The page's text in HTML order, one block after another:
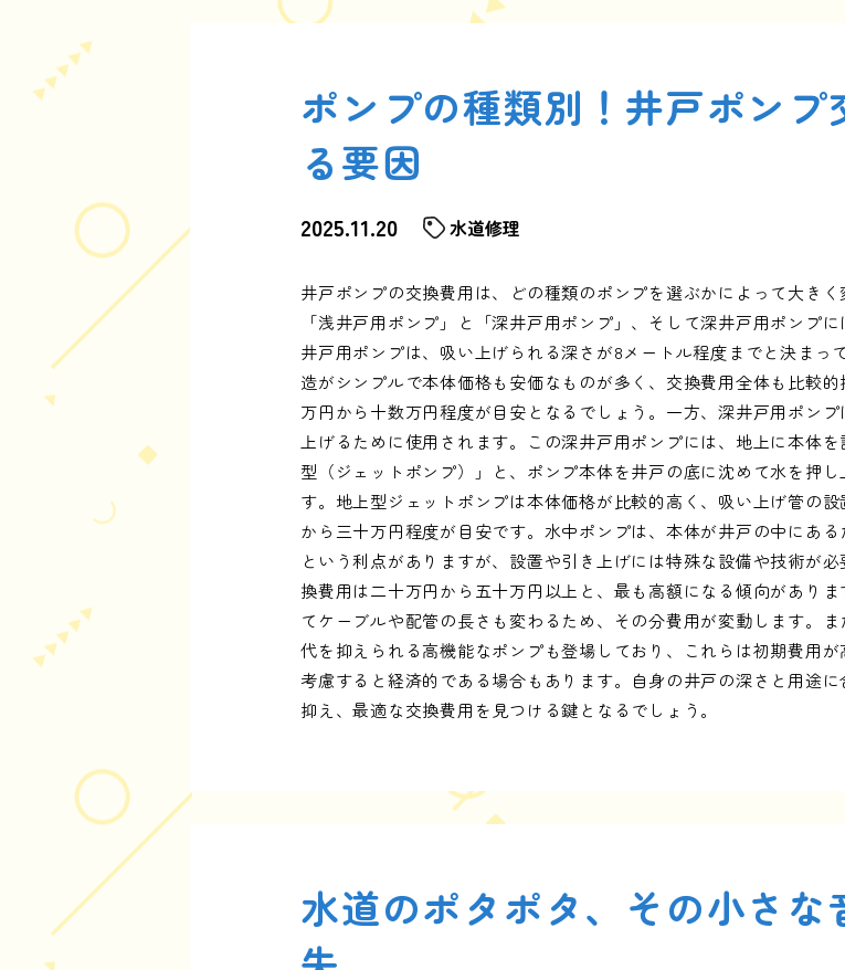
ポンプの種類別！井戸ポン
る要因
2025.11.20 水道修理
井戸ポンプの交換費用は、どの種類のポンプを選ぶかによって大き
「浅井戸用ポンプ」と「深井戸用ポンプ」、そして深井戸用ポンプ
井戸用ポンプは、吸い上げられる深さが8メートル程度までと決まっ
造がシンプルで本体価格も安価なものが多く、交換費用全体も比較
万円から十数万円程度が目安となるでしょう。一方、深井戸用ポン
上げるために使用されます。この深井戸用ポンプには、地上に本体
型（ジェットポンプ）」と、ポンプ本体を井戸の底に沈めて水を押
す。地上型ジェットポンプは本体価格が比較的高く、吸い上げ管の
から三十万円程度が目安です。水中ポンプは、本体が井戸の中にあ
という利点がありますが、設置や引き上げには特殊な設備や技術が
換費用は二十万円から五十万円以上と、最も高額になる傾向があり
てケーブルや配管の長さも変わるため、その分費用が変動します。
代を抑えられる高機能なポンプも登場しており、これらは初期費用
考慮すると経済的である場合もあります。自身の井戸の深さと用途
抑え、最適な交換費用を見つける鍵となるでしょう。
水道のポタポタ、その小さな